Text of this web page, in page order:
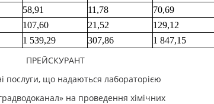
58,91 11,78
70,69
107,60 21,52
129,12
1 539,29 307,86 1 847,15
ПРЕЙСКУРАНТ
послуги, що надаються лабораторією
на проведення хімічних